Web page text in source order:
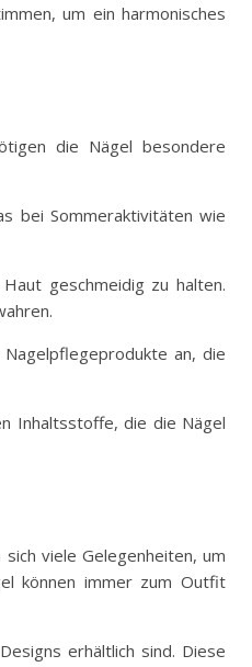
um ein harmonisches
die Nägel besondere
bei Sommeraktivitäten wie
geschmeidig zu halten.
an, die
Inhaltsstoffe, die die Nägel
viele Gelegenheiten, um
können immer zum Outfit
erhältlich sind. Diese